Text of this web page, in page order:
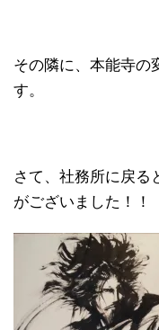
その隣に、本能寺の
す。
さて、社務所に戻る
がございました！！